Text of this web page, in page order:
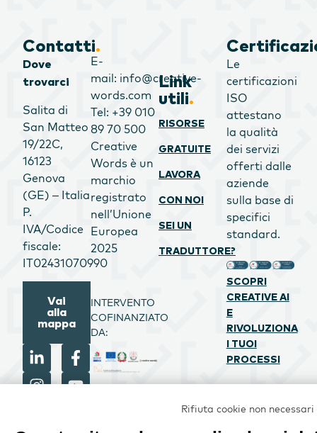
Contatti.
Dove
trovarci
Salita di
San Matteo
19/22C,
16123
Genova
(GE) – Italia
P.
IVA/Codice
fiscale:
IT02431070990
Vai
alla
mappa
E-
mail: info@creative-
words.com
Tel: +39 010
89 70 500
Creative
Words è un
marchio
registrato
nell’Unione
Europea
2025
INTERVENTO
COFINANZIATO
DA:
Link
utili.
RISORSE
GRATUITE
LAVORA
CON NOI
SEI UN
TRADUTTORE?
Le
certificazioni
ISO
attestano
la qualità
dei servizi
offerti dalle
aziende
sulla base di
specifici
standard.
SCOPRI
CREATIVE AI
E
RIVOLUZIONA
I TUOI
PROCESSI
Rifiuta cookie non